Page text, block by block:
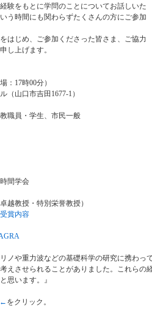
験をもとに学問のことについてお話しいた
う時間にも関わらずたくさんの方にご参加
はじめ、ご参加くださった皆さま、ご協力
し上げます。
17時00分）
（山口市吉田1677-1）
員・学生、市民一般
間学会
越教授・特別栄誉教授）
賞内容
ノや重力波などの基礎科学の研究に携わ
えさせられることがありました。これらの
思います。』
をクリック。